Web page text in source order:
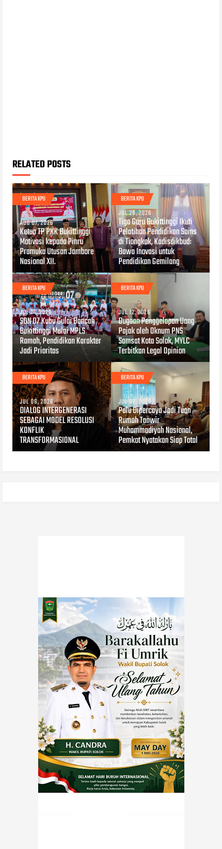
RELATED POSTS
BERITA KPU
AUG 07, 2026
Ketua TP PKK Bukittinggi
Motivasi kepada Pinru
Pramuka Utusan Jambore
Nasional XII.
BERITA KPU
JUL 26, 2026
Tiga Guru Bukittinggi Ikuti
Pelatihan Pendidikan Sains
di Tiongkok, Kadisdikbud:
Bawa Inovasi untuk
Pendidikan Gemilang
BERITA KPU
JUL 14, 2026
SDN 07 Kubu Gulai Bancah
Bukittinggi Mulai MPLS
Ramah, Pendidikan Karakter
Jadi Prioritas
BERITA KPU
JUL 12, 2026
Dugaan Penggelapan Uang
Pajak oleh Oknum PNS
Samsat Kota Solok, MYLC
Terbitkan Legal Opinion
BERITA KPU
JUL 06, 2026
DIALOG INTERGENERASI
SEBAGAI MODEL RESOLUSI
KONFLIK
TRANSFORMASIONAL
BERITA KPU
JUL 02, 2026
Palu Dipercaya Jadi Tuan
Rumah Tanwir
Muhammadiyah Nasional,
Pemkot Nyatakan Siap Total